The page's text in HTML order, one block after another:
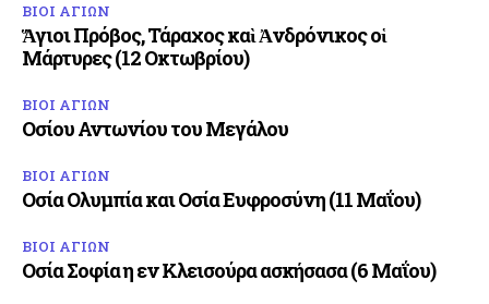
ΒΙΟΙ ΑΓΙΩΝ
Ἅγιοι Πρόβος, Τάραχος καὶ Ἀνδρόνικος οἱ
Μάρτυρες (12 Οκτωβρίου)
ΒΙΟΙ ΑΓΙΩΝ
Οσίου Αντωνίου του Μεγάλου
ΒΙΟΙ ΑΓΙΩΝ
Οσία Ολυμπία και Οσία Ευφροσύνη (11 Μαΐου)
ΒΙΟΙ ΑΓΙΩΝ
Οσία Σοφία η εν Κλεισούρα ασκήσασα (6 Μαΐου)